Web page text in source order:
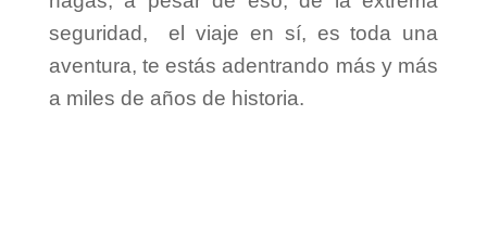
seguridad, el viaje en sí, es toda una
aventura, te estás adentrando más y más
a miles de años de historia.